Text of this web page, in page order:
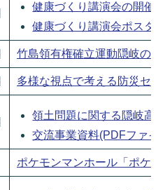
健康づくり講演会の開催
健康づくり講演会ポスタ
竹島領有権確立運動隠岐の
多様な視点で考える防災セ
領土問題に関する隠岐高
交流事業資料(PDFファイ
ポケモンマンホール「ポケ